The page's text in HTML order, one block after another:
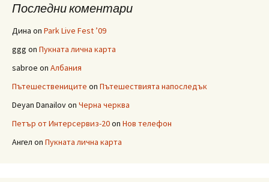
Последни коментари
Дина on Park Live Fest ’09
ggg on Пукната лична карта
sabroe on Албания
Пътешествениците on Пътешествията напоследък
Deyan Danailovon Черна черква
Петър от Интерсервиз-20on Нов телефон
Ангел on Пукната лична карта